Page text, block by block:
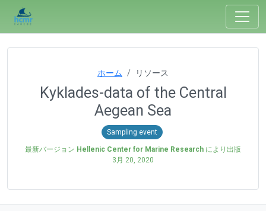
ホーム リソース
Kyklades-data of the Central
Aegean Sea
Sampling event
最新バージョン Hellenic Center for Marine Research により出版
3月 20, 2020